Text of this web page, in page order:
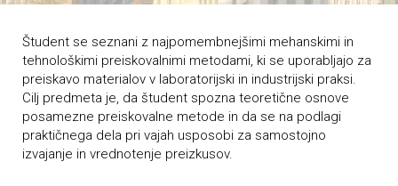
Študent se seznani z najpomembnejšimi mehanskimi in
tehnološkimi preiskovalnimi metodami, ki se uporabljajo za
preiskavo materialov v laboratorijski in industrijski praksi.
Cilj predmeta je, da študent spozna teoretične osnove
posamezne preiskovalne metode in da se na podlagi
praktičnega dela pri vajah usposobi za samostojno
izvajanje in vrednotenje preizkusov.